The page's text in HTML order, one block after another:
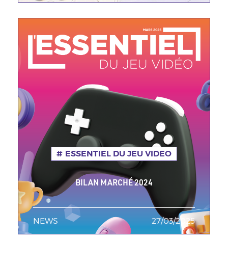
ESSENTIEL DU JEU VIDEO
BILAN MARCHÉ 2024
TAGS MINEURES
NEWS Date
27/03/2025